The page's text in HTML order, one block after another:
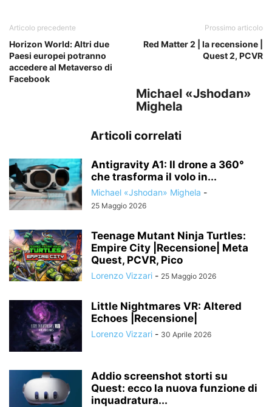
Articolo precedente
Horizon World: Altri due
Paesi europei potranno
accedere al Metaverso di
Facebook
Prossimo articolo
Red Matter 2 | la recensione |
Quest 2, PCVR
Michael «Jshodan»
Mighela
Articoli correlati
Antigravity A1: Il drone a 360°
che trasforma il volo in...
Michael «Jshodan» Mighela -
25 Maggio 2026
Teenage Mutant Ninja Turtles:
Empire City |Recensione| Meta
Quest, PCVR, Pico
Lorenzo Vizzari - 25 Maggio 2026
Little Nightmares VR: Altered
Echoes |Recensione|
Lorenzo Vizzari - 30 Aprile 2026
Addio screenshot storti su
Quest: ecco la nuova funzione di
inquadratura...